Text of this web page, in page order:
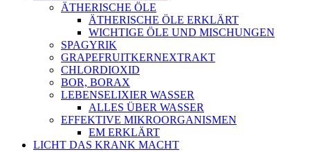
ÄTHERISCHE ÖLE
ÄTHERISCHE ÖLE ERKLÄRT
WICHTIGE ÖLE UND MISCHUNGEN
SPAGYRIK
GRAPEFRUITKERNEXTRAKT
CHLORDIOXID
BOR, BORAX
LEBENSELIXIER WASSER
ALLES ÜBER WASSER
EFFEKTIVE MIKROORGANISMEN
EM ERKLÄRT
LICHT DAS KRANK MACHT